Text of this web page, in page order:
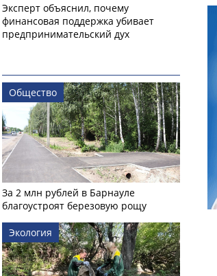
Эксперт объяснил, почему
финансовая поддержка убивает
предпринимательский дух
Общество
За 2 млн рублей в Барнауле
благоустроят березовую рощу
Экология